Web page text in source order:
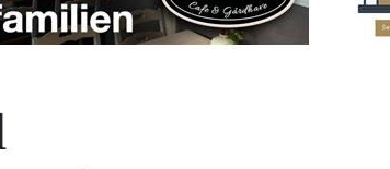
Smidt: Bestil gratis salgsvurdering i dag